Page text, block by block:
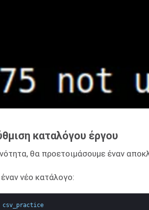
καταλόγου έργου
θα προετοιμάσουμε έναν
νέο κατάλογο:
csv_practice